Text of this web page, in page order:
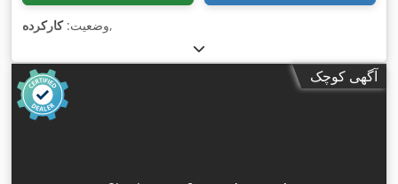
وضعیت:کارکرده ,
آگهی کوچک